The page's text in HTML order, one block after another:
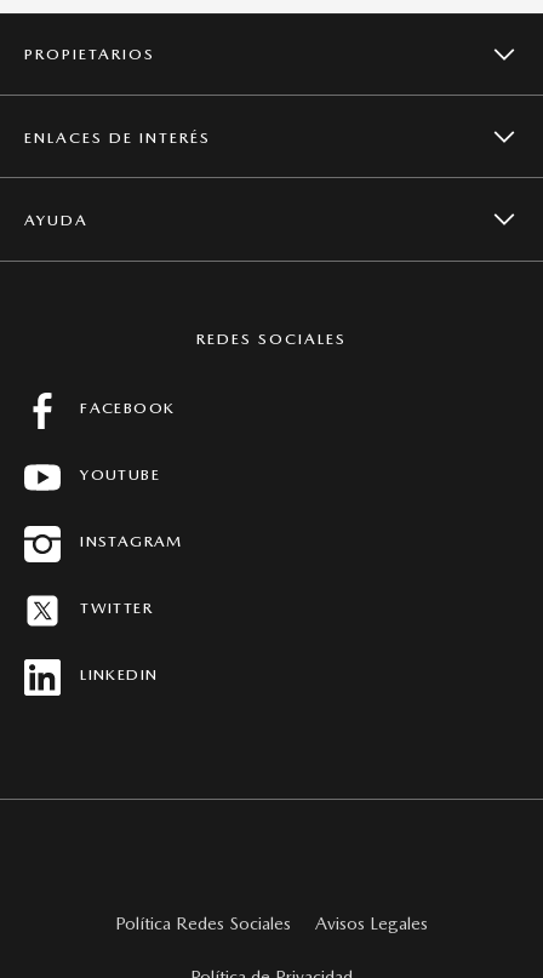
PROPIETARIOS
CAMPAÑAS DE SEGURIDAD
ENLACES DE INTERÉS
NOTICIAS
REVISTAS MAZDA STORIES
AYUDA
PREGUNTAS FRECUENTES
MAPA DEL SITIO
REDES SOCIALES
FACEBOOK
YOUTUBE
INSTAGRAM
TWITTER
LINKEDIN
Política Redes Sociales Avisos Legales